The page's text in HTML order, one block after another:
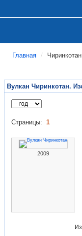
Главная Чиринкотан
Вулкан Чиринкотан.
Страницы: 1
2009